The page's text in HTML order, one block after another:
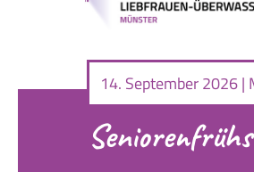
14. September 2026 |